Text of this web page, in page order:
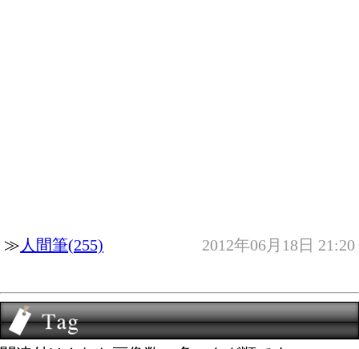
≫ 人間筆(255) 2012年06月18日 21:20